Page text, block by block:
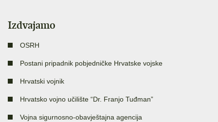
Izdvajamo
OSRH
Postani pripadnik pobjedničke Hrvatske vojske
Hrvatski vojnik
Hrvatsko vojno učilište “Dr. Franjo Tuđman”
Vojna sigurnosno-obavještajna agencija